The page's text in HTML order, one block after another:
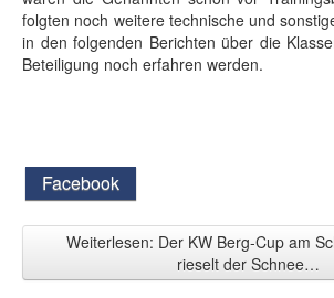
folgten noch weitere technische und
in den folgenden Berichten über die
Beteiligung noch erfahren werden.
Facebook
Weiterlesen: Der KW Berg-Cup am
rieselt der Schnee…